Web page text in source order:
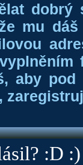
dobrý
mu
aby
:D :)